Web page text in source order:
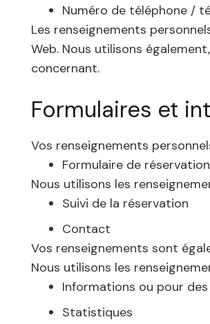
Numéro de téléphone /
Les renseignements
Web. Nous utilisons
concernant.
Formulaires et
Vos renseignements
Formulaire de réservation
Nous utilisons les
Suivi de la réservation
Contact
Vos renseignements sont
Nous utilisons les
Informations ou pour
Statistiques